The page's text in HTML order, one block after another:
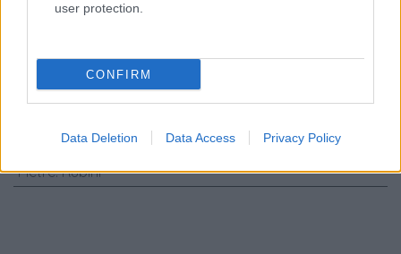
user protection.
CONFIRM
Data Deletion Data Access Privacy Policy
Caratteristiche: Anello - Rubini
1,20ct. brillanti 0,06ct. G-VS1 in oro
18kt.
Pietre:Rubini